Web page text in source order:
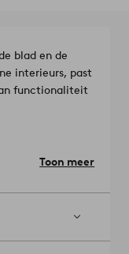
blad en de
interieurs, past
functionaliteit
Toon meer